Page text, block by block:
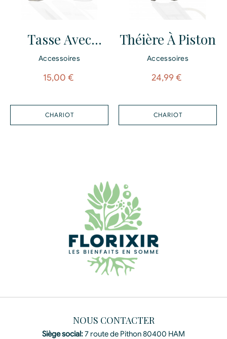
Tasse Avec
Filtre Infuseur
Accessoires
Prix
15,00 €
CHARIOT
Théière À Piston
Accessoires
Prix
24,99 €
CHARIOT
NOUS CONTACTER
Siège social:7 route de Pithon 80400 HAM